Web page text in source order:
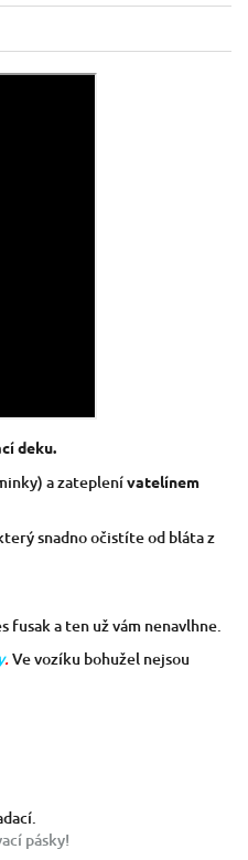
deku.
a zateplenívatelínem
snadno očistíte od bláta z
fusak a ten už vám nenavlhne.
.Ve vozíku bohužel nejsou
pásky!